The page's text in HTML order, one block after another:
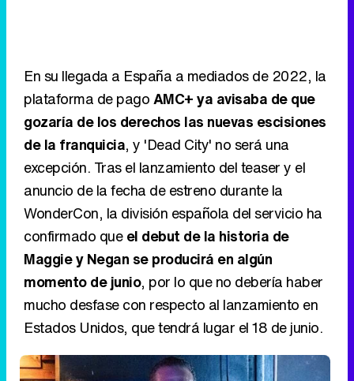
En su llegada a España a mediados de 2022, la
plataforma de pagoAMC+ ya avisaba de que
gozaría de los derechos las nuevas escisiones
de la franquicia, y 'Dead City' no será una
excepción. Tras el lanzamiento del teaser y el
anuncio de la fecha de estreno durante la
WonderCon, la división española del servicio ha
confirmado queel debut de la historia de
Maggie y Negan se producirá en algún
momento de junio, por lo que no debería haber
mucho desfase con respecto al lanzamiento en
Estados Unidos, que tendrá lugar el 18 de junio.